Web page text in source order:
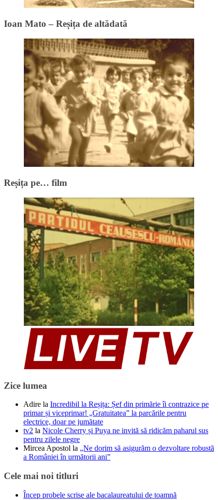
Ioan Mato – Reșița de altădată
Reșița pe… film
Zice lumea
Adire la Incredibil la Reșița: Șef din primărie îi contrazice pe
primar și viceprimar! „Gratuitatea” la parcările pentru
electrice, doar pe jumătate
tv2 la Nicole Cherry și Puya ne invită să ridicăm paharul sus
pentru zilele negre
Mircea Apostol la „Ne dorim să asigurăm o dezvoltare robustă
a României în următorii ani”
Cele mai noi titluri
Încep probele scrise ale bacalaureatului de toamnă